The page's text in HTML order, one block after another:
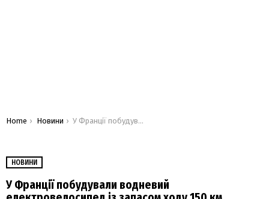
You are here:
Home Новини У Франції побудували водневий електровелосипед із запасом ходу 150 км
НОВИНИ
У Франції побудували водневий